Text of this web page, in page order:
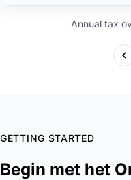
Annual tax
GETTING STARTED
Begin met het